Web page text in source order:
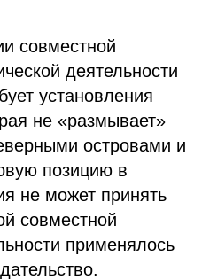
совместной
деятельности
установления
не «размывает»
островами и
позицию в
не может принять
совместной
применялось